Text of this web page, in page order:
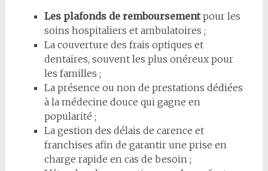
Les plafonds de remboursementpour les
soins hospitaliers et ambulatoires ;
La couverture des frais optiques et
dentaires, souvent les plus onéreux pour
les familles ;
La présence ou non de prestations dédiées
à la médecine douce qui gagne en
popularité ;
La gestion des délais de carence et
franchises afin de garantir une prise en
charge rapide en cas de besoin ;